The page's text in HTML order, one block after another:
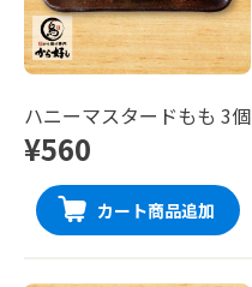
ハニーマスタードもも 3個
¥560
カート商品追加